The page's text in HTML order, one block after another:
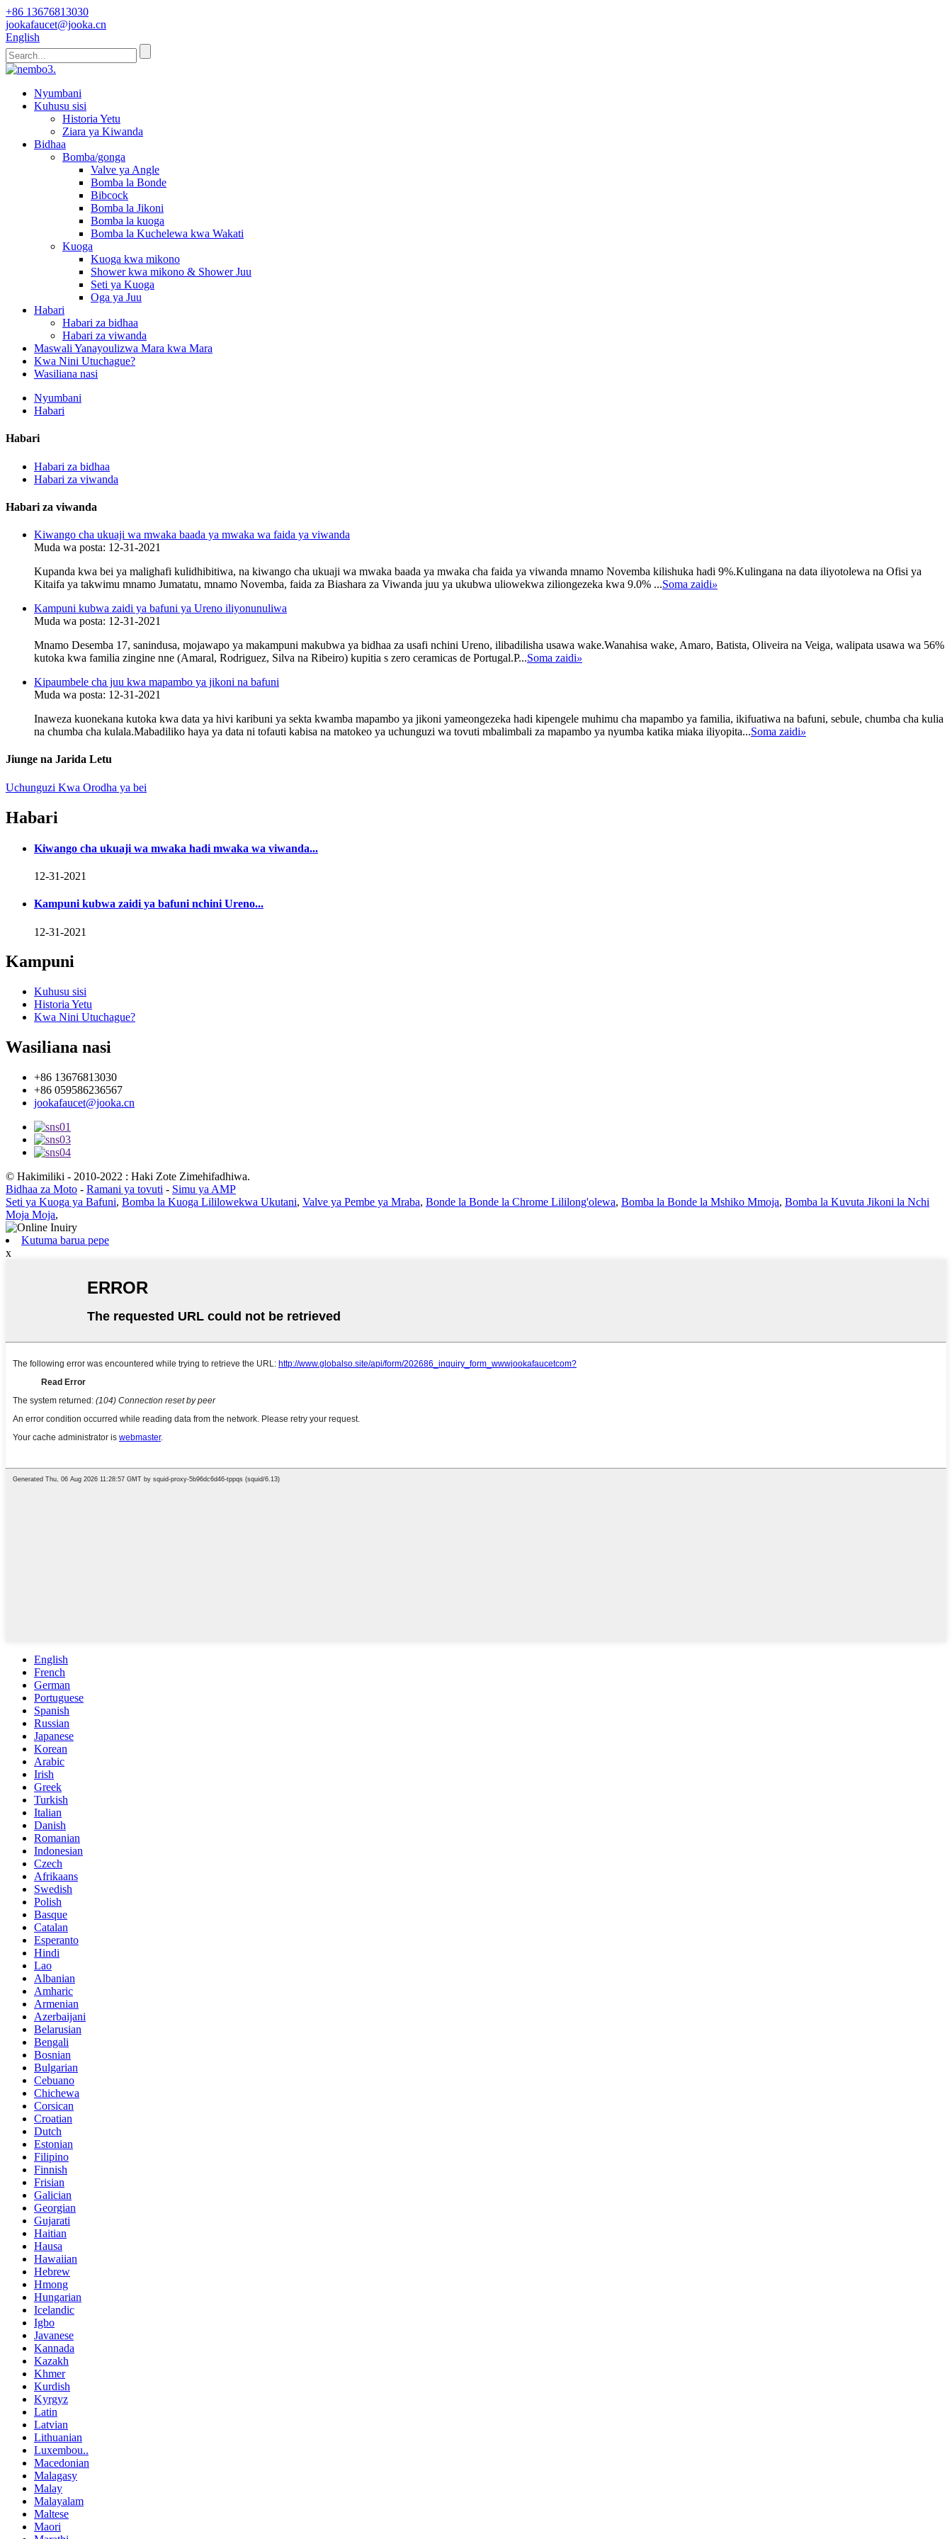
+86 13676813030
jookafaucet@jooka.cn
English
Nyumbani
Kuhusu sisi
Historia Yetu
Ziara ya Kiwanda
Bidhaa
Bomba/gonga
Valve ya Angle
Bomba la Bonde
Bibcock
Bomba la Jikoni
Bomba la kuoga
Bomba la Kuchelewa kwa Wakati
Kuoga
Kuoga kwa mikono
Shower kwa mikono & Shower Juu
Seti ya Kuoga
Oga ya Juu
Habari
Habari za bidhaa
Habari za viwanda
Maswali Yanayoulizwa Mara kwa Mara
Kwa Nini Utuchague?
Wasiliana nasi
Nyumbani
Habari
Habari
Habari za bidhaa
Habari za viwanda
Habari za viwanda
Kiwango cha ukuaji wa mwaka baada ya mwaka wa faida ya viwanda
Muda wa posta: 12-31-2021
Kupanda kwa bei ya malighafi kulidhibitiwa, na kiwango cha ukuaji wa mwaka baada ya mwaka cha faida ya viwanda mnamo Novemba kilishuka hadi 9%.Kulingana na data iliyotolewa na Ofisi ya
Kitaifa ya takwimu mnamo Jumatatu, mnamo Novemba, faida za Biashara za Viwanda juu ya ukubwa uliowekwa ziliongezeka kwa 9.0% ...Soma zaidi»
Kampuni kubwa zaidi ya bafuni ya Ureno iliyonunuliwa
Muda wa posta: 12-31-2021
Mnamo Desemba 17, sanindusa, mojawapo ya makampuni makubwa ya bidhaa za usafi nchini Ureno, ilibadilisha usawa wake.Wanahisa wake, Amaro, Batista, Oliveira na Veiga, walipata usawa wa 56%
kutoka kwa familia zingine nne (Amaral, Rodriguez, Silva na Ribeiro) kupitia s zero ceramicas de Portugal.P...Soma zaidi»
Kipaumbele cha juu kwa mapambo ya jikoni na bafuni
Muda wa posta: 12-31-2021
Inaweza kuonekana kutoka kwa data ya hivi karibuni ya sekta kwamba mapambo ya jikoni yameongezeka hadi kipengele muhimu cha mapambo ya familia, ikifuatiwa na bafuni, sebule, chumba cha kulia
na chumba cha kulala.Mabadiliko haya ya data ni tofauti kabisa na matokeo ya uchunguzi wa tovuti mbalimbali za mapambo ya nyumba katika miaka iliyopita...Soma zaidi»
Jiunge na Jarida Letu
Uchunguzi Kwa Orodha ya bei
Habari
Kiwango cha ukuaji wa mwaka hadi mwaka wa viwanda...
12-31-2021
Kampuni kubwa zaidi ya bafuni nchini Ureno...
12-31-2021
Kampuni
Kuhusu sisi
Historia Yetu
Kwa Nini Utuchague?
Wasiliana nasi
+86 13676813030
+86 059586236567
jookafaucet@jooka.cn
© Hakimiliki - 2010-2022 : Haki Zote Zimehifadhiwa.
Bidhaa za Moto - Ramani ya tovuti - Simu ya AMP
Seti ya Kuoga ya Bafuni, Bomba la Kuoga Lililowekwa Ukutani, Valve ya Pembe ya Mraba, Bonde la Bonde la Chrome Lililong'olewa, Bomba la Bonde la Mshiko Mmoja, Bomba la Kuvuta Jikoni la Nchi
Moja Moja,
Kutuma barua pepe
x
English
French
German
Portuguese
Spanish
Russian
Japanese
Korean
Arabic
Irish
Greek
Turkish
Italian
Danish
Romanian
Indonesian
Czech
Afrikaans
Swedish
Polish
Basque
Catalan
Esperanto
Hindi
Lao
Albanian
Amharic
Armenian
Azerbaijani
Belarusian
Bengali
Bosnian
Bulgarian
Cebuano
Chichewa
Corsican
Croatian
Dutch
Estonian
Filipino
Finnish
Frisian
Galician
Georgian
Gujarati
Haitian
Hausa
Hawaiian
Hebrew
Hmong
Hungarian
Icelandic
Igbo
Javanese
Kannada
Kazakh
Khmer
Kurdish
Kyrgyz
Latin
Latvian
Lithuanian
Luxembou..
Macedonian
Malagasy
Malay
Malayalam
Maltese
Maori